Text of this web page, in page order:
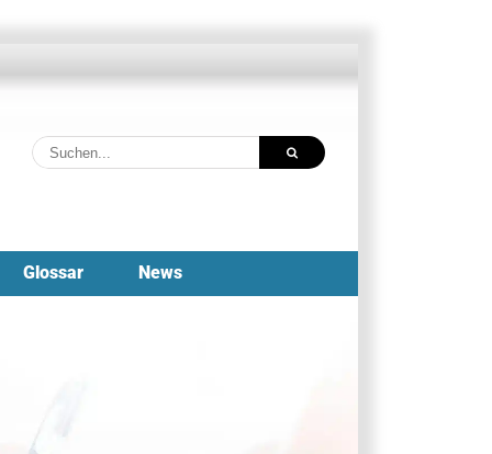
Suche
nach:
Glossar News